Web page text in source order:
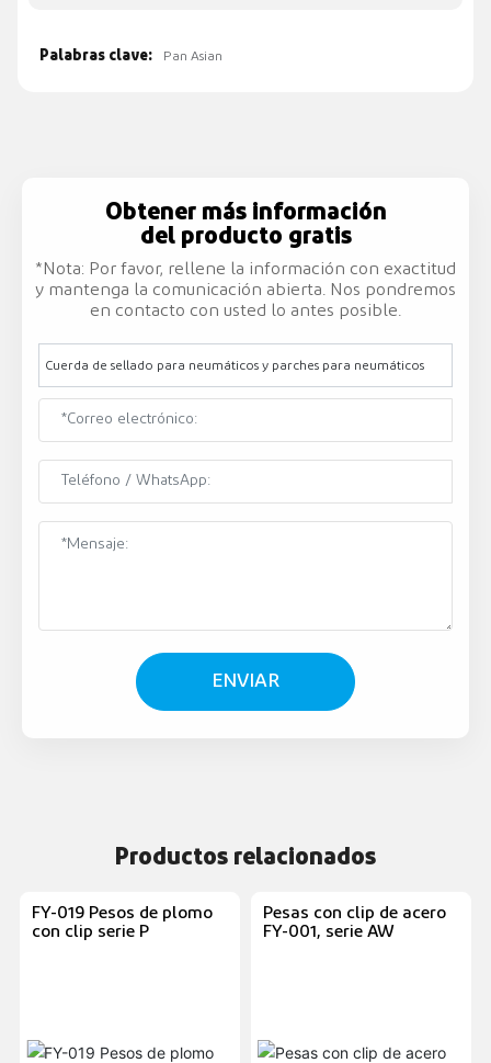
Palabras clave: Pan Asian
Obtener más información
del producto gratis
*Nota: Por favor, rellene la información con exactitud
y mantenga la comunicación abierta. Nos pondremos
en contacto con usted lo antes posible.
Cuerda de sellado para neumáticos y parches para neumáticos
ENVIAR
Productos relacionados
FY-019 Pesos de plomo
con clip serie P
Pesas con clip de acero
FY-001, serie AW